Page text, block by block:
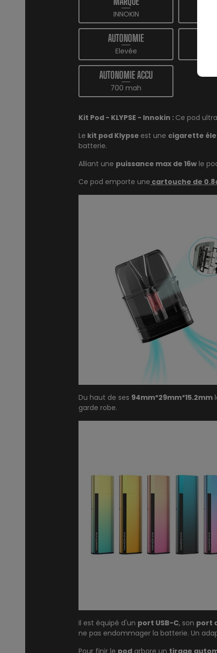
INNOKIN
AUTONOMIE
Elevée
AUTONOMIE ACCU
700 mah
Kit Pod - KLYPSE - Innokin : Ce pod
Le kit pod Klypse est une cigarette
batterie.
Alliant une puissance max de 16w le
Ce pod emporte une cartouche de
Du haut de ses 94mm*29mm*15.2mm
garde robe.
Il est équipé d'un port USB-C, son port
ne pas endommager la batterie. Un
Pour finir le pod arbore un tirage